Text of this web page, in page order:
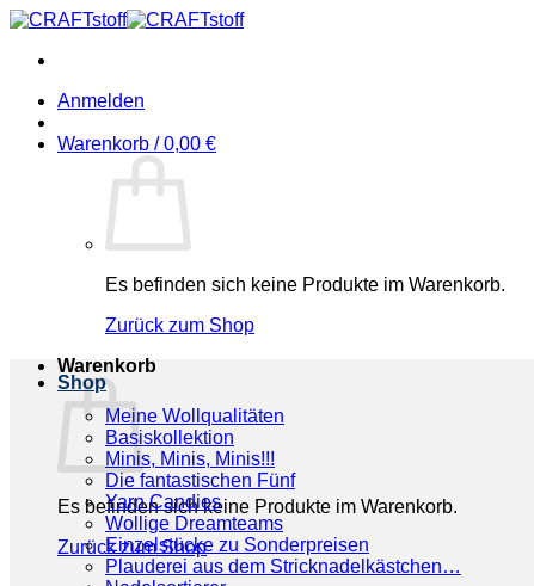
Zum
springen
Anmelden
Warenkorb /0,00 €
Es befinden sich keine Produkte im Warenkorb.
Zurück zum Shop
Warenkorb
Es befinden sich keine Produkte im Warenkorb.
Zurück zum Shop
Shop
Meine Wollqualitäten
Basiskollektion
Minis, Minis, Minis!!!
Die fantastischen Fünf
Yarn Candies
Wollige Dreamteams
Einzelstücke zu Sonderpreisen
Plauderei aus dem Stricknadelkästchen…